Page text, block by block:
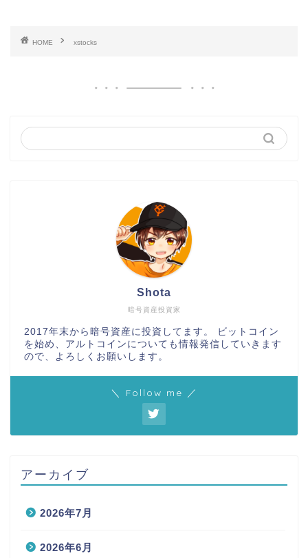
HOME xstocks
暗号資産投資家
Shota
2017年末から暗号資産に投資してます。 ビットコイン
を始め、アルトコインについても情報発信していきます
ので、よろしくお願いします。
＼ Follow me ／
アーカイブ
2026年7月
2026年6月